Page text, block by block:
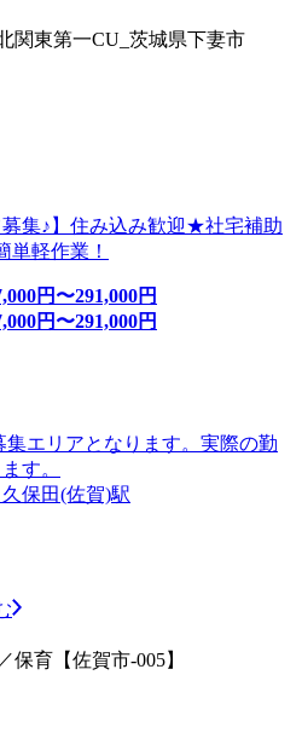
関東第一CU_茨城県下妻市
募集♪】住み込み歓迎★社宅補助
軽作業！
円〜291,000円
円〜291,000円
エリアとなります。実際の勤
す。
保田(佐賀)駅
保育【佐賀市-005】